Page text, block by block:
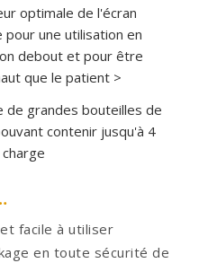
optimale de l'écran
pour une utilisation en
debout et pour être
que le patient >
de grandes bouteilles de
contenir jusqu'à 4
facile à utiliser
en toute sécurité de